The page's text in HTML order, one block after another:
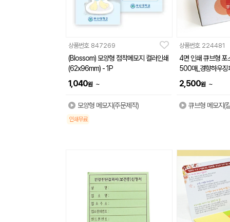
상품번호 847269
(Blossom) 모양형 점착메모지 컬러인쇄
(62x96mm) - 1P
1,040원 ~
모양형 메모지(주문제작)
인쇄무료
상품번호 224481
4면 인쇄 큐브형
500매_경향하우징
2,500원 ~
큐브형 메모지(